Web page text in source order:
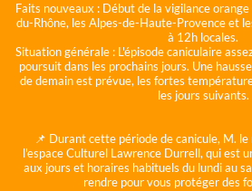
Faits nouveaux : Début de la vigilance
du-Rhône, les Alpes-de-Haute-Provence et
à 12h locales.
Situation générale : L'épisode caniculaire
poursuit dans les prochains jours. Une
de demain est prévue, les fortes
les jours suivants.
📌 Durant cette période de canicule, M.
l'espace Culturel Lawrence Durrell, qui est
aux jours et horaires habituels du lundi au
rendre pour vous protéger des